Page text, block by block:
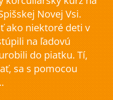
Novej Vsi.
ako niektoré deti v
na ľadovú
do piatku. Tí,
sa s pomocou